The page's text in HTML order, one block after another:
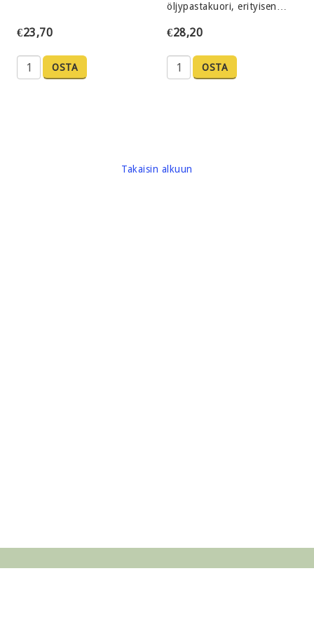
€23,70
OSTA
öljypastakuori, erityisen…
€28,20
OSTA
Takaisin alkuun